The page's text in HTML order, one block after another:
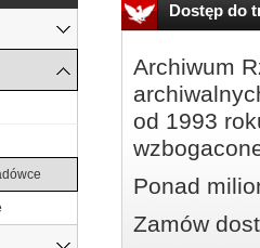
Dostęp do
Archiwum
od 1993
Ponad
Zamów